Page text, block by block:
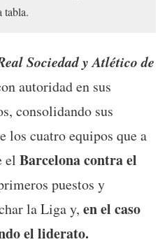
tabla.
Sociedad y Atlético de
autoridad en sus
consolidando sus
los cuatro equipos que a
el Barcelona contra el
puestos y
la Liga y, en el caso
el liderato.